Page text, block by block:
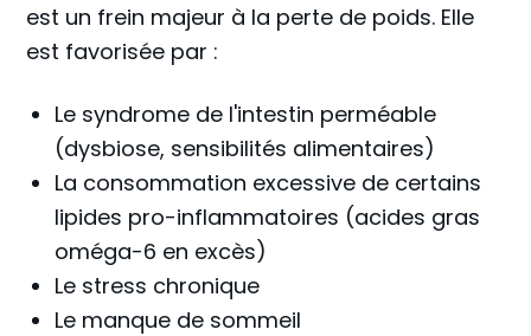
est un frein majeur à la perte de poids. Elle
est favorisée par :
Le syndrome de l'intestin perméable
(dysbiose, sensibilités alimentaires)
La consommation excessive de certains
lipides pro-inflammatoires (acides gras
oméga-6 en excès)
Le stress chronique
Le manque de sommeil